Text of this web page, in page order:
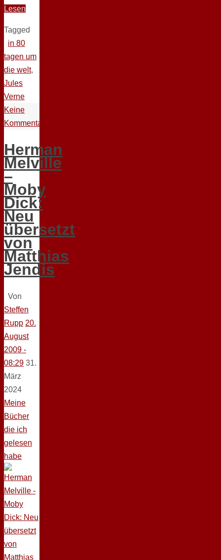
Lesen
Tagged
in 80
tagen um
die welt,
Jules
Verne
Keine
Kommentare
Herman
Melville
–
Moby
Dick:
Neu
übersetzt
von
Matthias
Jendis
Von
Steffen
Rupp 20.
August
2009 -
08:29 31.
März
2024
Meine
Bücher
die ich
gelesen
habe